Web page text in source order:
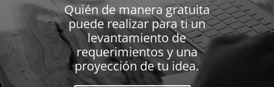
Quién de manera gratuita
puede realizar para ti un
levantamiento de
requerimientos y una
proyección de tu idea.